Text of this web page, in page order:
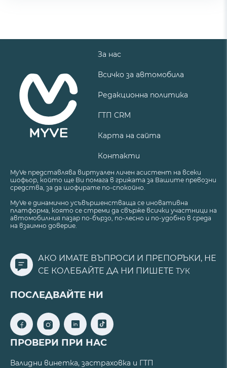
За нас
Всичко за автомобила
Редакционна политика
ГТП CRM
Карта на сайта
Контакти
MyVe представлява виртуален личен асистент на всеки
шофьор, който ще Ви помага в грижата за Вашите превозни
средства, за да шофирате по-спокойно.
MyVe е динамично усъвършенстваща се иновативна
платформа, която се стреми да свърже всички участници на
автомобилния пазар по-бързо, по-лесно и по-удобно в среда
на взаимно доверие.
АКО ИМАТЕ ВЪПРОСИ И ПРЕПОРЪКИ, НЕ
СЕ КОЛЕБАЙТЕ ДА НИ ПИШЕТЕ ТУК
ПОСЛЕДВАЙТЕ НИ
ПРОВЕРИ ПРИ НАС
Валидни винетка, застраховка и ГТП